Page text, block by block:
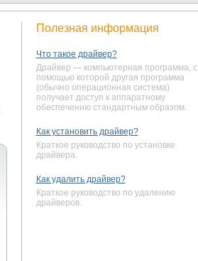
Полезная информация
Что такое драйвер?
Драйвер — компьютерная программа, с
помощью которой другая программа
(обычно операционная система)
получает доступ к аппаратному
обеспечению стандартным образом.
Как установить драйвер?
Краткое руководство по установке
драйвера.
Как удалить драйвер?
Краткое руководство по удалению
драйверов.